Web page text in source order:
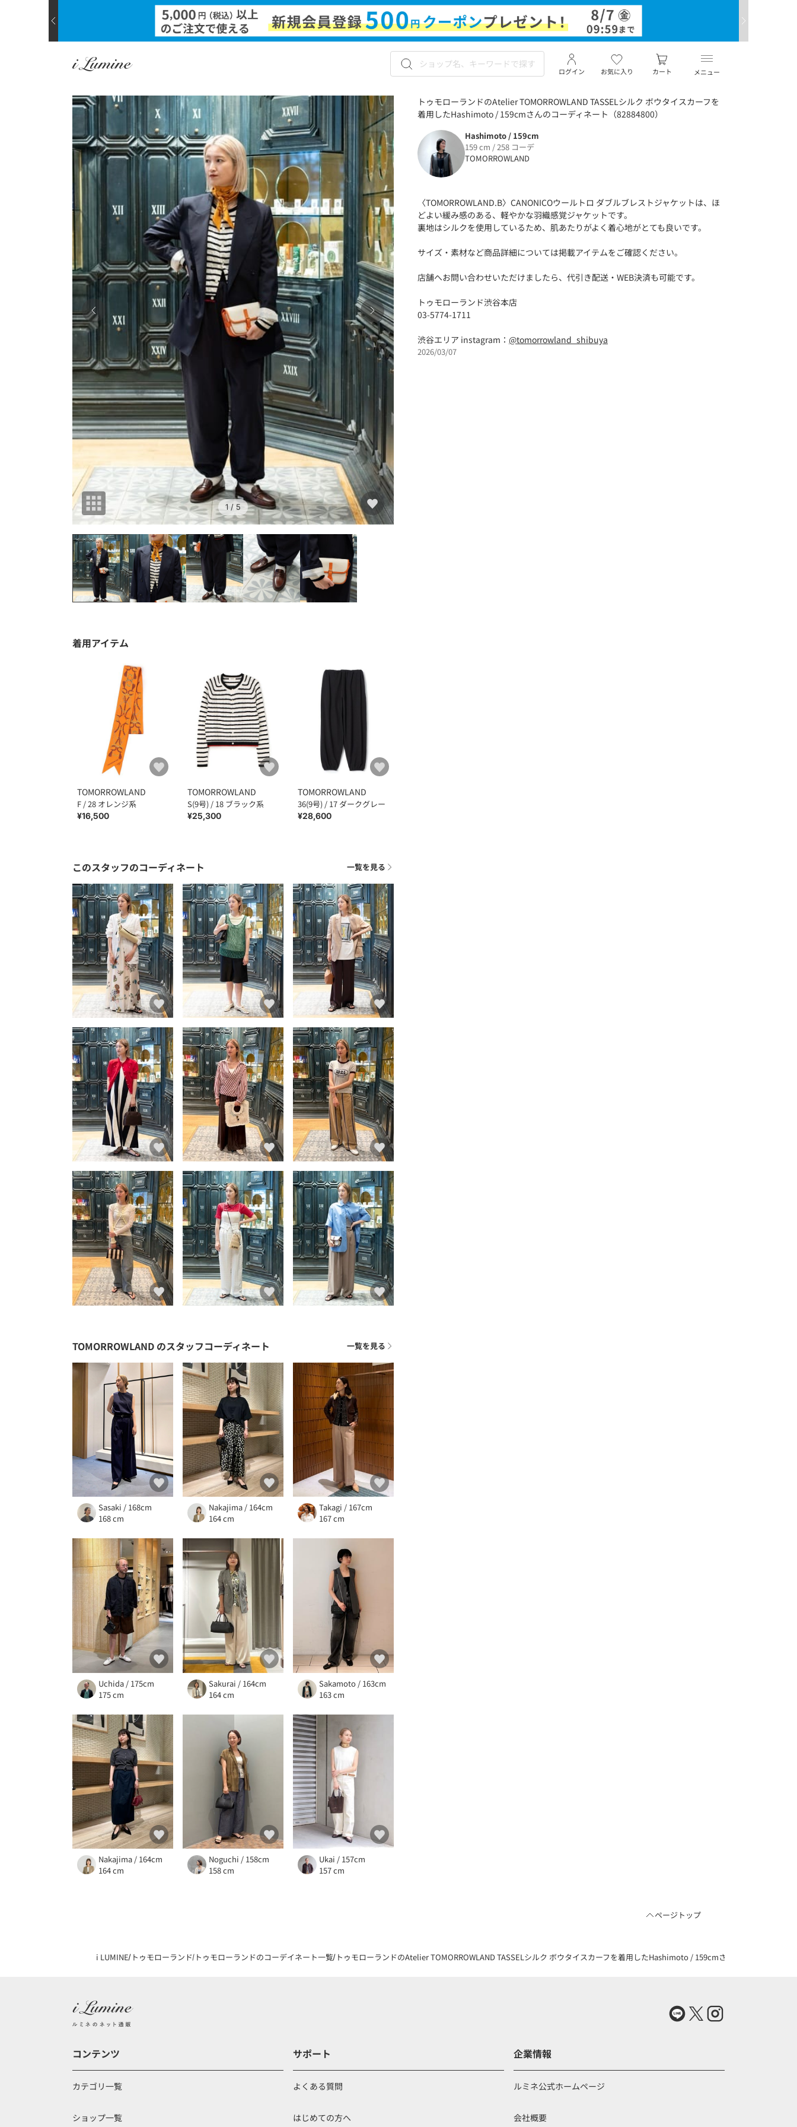
メニュー
お気に入り
ログイン カート
1 / 5
トゥモローランドのAtelier TOMORROWLAND TASSELシルク ボウタイスカーフを
着用したHashimoto / 159cmさんのコーディネート（82884800）
Hashimoto / 159cm
159 cm / 258 コーデ
TOMORROWLAND
〈TOMORROWLAND.B〉CANONICOウールトロ ダブルブレストジャケットは、ほ
どよい緩み感のある、軽やかな羽織感覚ジャケットです。
裏地はシルクを使用しているため、肌あたりがよく着心地がとても良いです。
サイズ・素材など商品詳細については掲載アイテムをご確認ください。
店舗へお問い合わせいただけましたら、代引き配送・WEB決済も可能です。
トゥモローランド渋谷本店
03-5774-1711
渋谷エリア instagram： @tomorrowland_shibuya
2026/03/07
着用アイテム
TOMORROWLAND
F / 28 オレンジ系
¥16,500
TOMORROWLAND
S(9号) / 18 ブラック系
¥25,300
TOMORROWLAND
36(9号) / 17 ダークグレー
¥28,600
このスタッフのコーディネート 一覧を見る
TOMORROWLAND のスタッフコーディネート 一覧を見る
Sasaki / 168cm
168 cm
Nakajima / 164cm
164 cm
Takagi / 167cm
167 cm
Uchida / 175cm
175 cm
Sakurai / 164cm
164 cm
Sakamoto / 163cm
163 cm
Nakajima / 164cm
164 cm
Noguchi / 158cm
158 cm
Ukai / 157cm
157 cm
ページトップ
i LUMINE トゥモローランド トゥモローランドのコーデイネート一覧トゥモローランドのAtelier TOMORROWLAND TASSELシルク ボウタイスカーフを着用したHashimoto / 159cmさんのコーディネー
コンテンツ
カテゴリ一覧
ショップ一覧
サポート
よくある質問
はじめての方へ
企業情報
ルミネ公式ホームページ
会社概要